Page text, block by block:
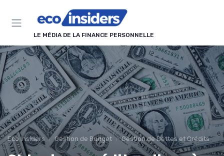
LE MÉDIA DE LA FINANCE PERSONNELLE
Eco Insiders Gestion de Budget Gestion de Dettes et Crédits